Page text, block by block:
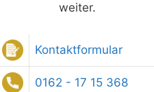
weiter.
Kontaktformular
0162 - 17 15 368